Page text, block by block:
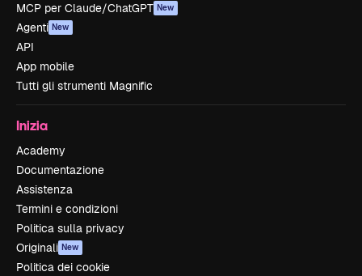
MCP per Claude/ChatGPT New
Agenti New
API
App mobile
Tutti gli strumenti Magnific
Inizia
Academy
Documentazione
Assistenza
Termini e condizioni
Politica sulla privacy
Originali New
Politica dei cookie